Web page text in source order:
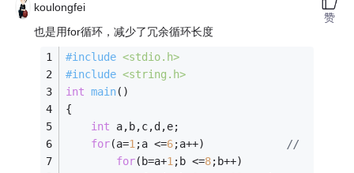
koulongfei
也是用for循环，减少了冗余循环长度
#include <stdio.h>
#include <string.h>
int main()
{
int a,b,c,d,e;
for(a=1;a <=6;a++) //   [42-
for(b=a+1;b <=8;b++)
赞